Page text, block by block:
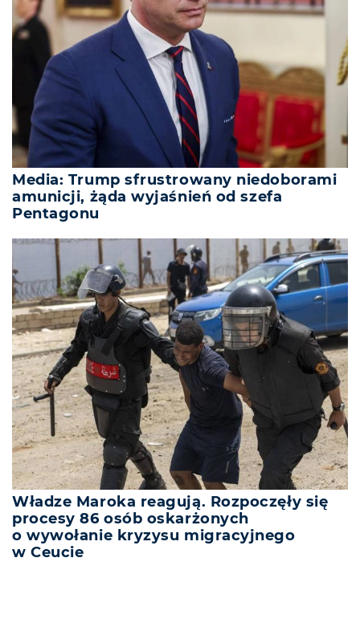
Media: Trump sfrustrowany niedoborami
amunicji, żąda wyjaśnień od szefa
Pentagonu
Władze Maroka reagują. Rozpoczęły się
procesy 86 osób oskarżonych
o wywołanie kryzysu migracyjnego
w Ceucie